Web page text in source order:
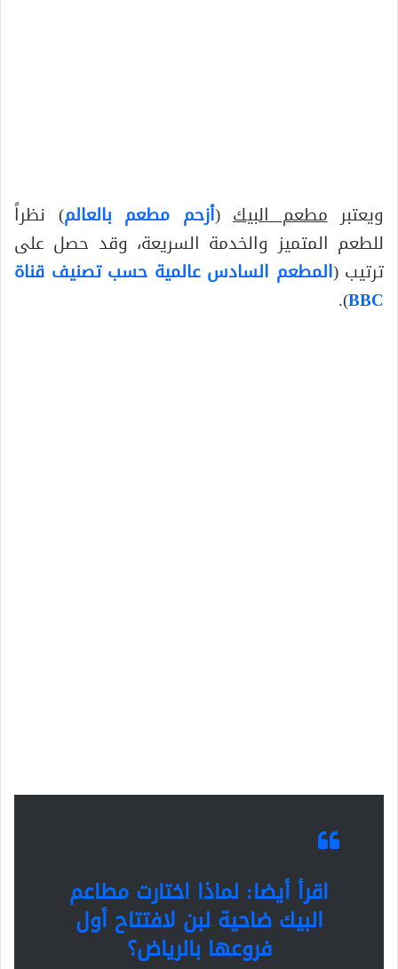
ويعتبرمطعم البيك (أزحم مطعم بالعالم) نظراً
للطعم المتميز والخدمة السريعة، وقد حصل على
ترتيب (المطعم السادس عالمية حسب تصنيف قناة
BBC
).
اقرأ أيضا: لماذا اختارت مطاعم
البيك ضاحية لبن لافتتاح أول
فروعها بالرياض؟